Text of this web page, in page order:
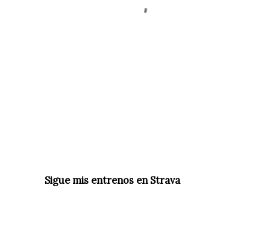
Sigue mis entrenos en Strava